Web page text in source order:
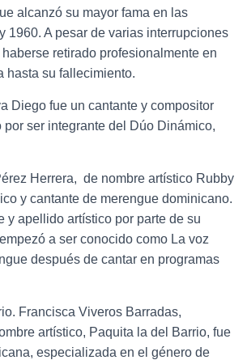
alcanzó su mayor fama en las
1960. A pesar de varias interrupciones
retirado profesionalmente en
hasta su fallecimiento.
Diego fue un cantante y compositor
ser integrante del Dúo Dinámico,
Herrera, ​​ de nombre artístico Rubby
y cantante de merengue dominicano.
y apellido artístico por parte de su
a ser conocido como La voz
después de cantar en programas
Francisca Viveros Barradas, ​
artístico, Paquita la del Barrio, fue
especializada en el género de